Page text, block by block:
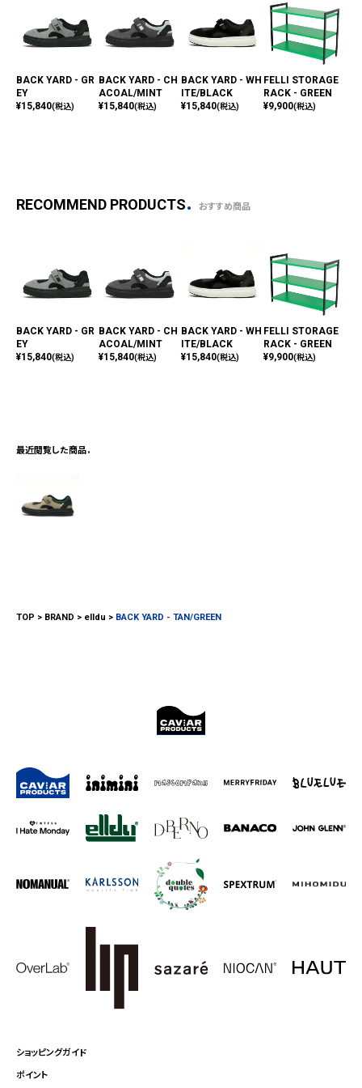
BACK YARD - GR
EY
¥15,840(税込)
BACK YARD - CH
ACOAL/MINT
¥15,840(税込)
BACK YARD - WH
ITE/BLACK
¥15,840(税込)
FELLI STORAGE
RACK - GREEN
¥9,900(税込)
RECOMMEND PRODUCTS おすすめ商品
BACK YARD - GR
EY
¥15,840(税込)
BACK YARD - CH
ACOAL/MINT
¥15,840(税込)
BACK YARD - WH
ITE/BLACK
¥15,840(税込)
FELLI STORAGE
RACK - GREEN
¥9,900(税込)
最近閲覧した商品
TOP BRAND elldu BACK YARD - TAN/GREEN
ショッピングガイド
ポイント